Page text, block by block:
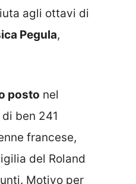
agli ottavi di
Pegula,
posto nel
ben 241
francese,
del Roland
Motivo per